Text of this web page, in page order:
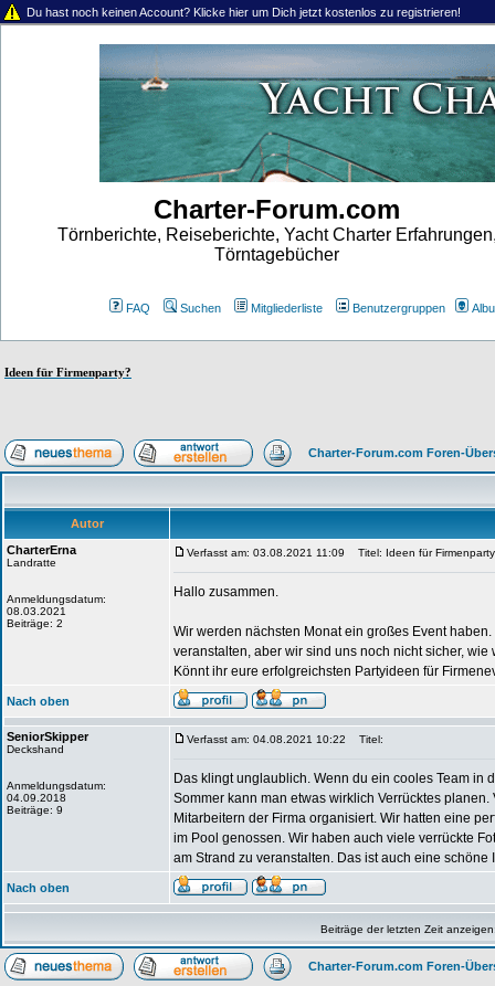
Du hast noch keinen Account? Klicke hier um Dich jetzt kostenlos zu registrieren!
Charter-Forum.com
Törnberichte, Reiseberichte, Yacht Charter
Törntagebücher
FAQ Suchen Mitgliederliste Benutzergruppen
Ideen für Firmenparty?
Charter-Forum.com Foren-
Autor
CharterErna
Landratte
Anmeldungsdatum:
08.03.2021
Beiträge: 2
Verfasst am: 03.08.2021 11:09 Titel: Ideen für
Hallo zusammen.
Wir werden nächsten Monat ein großes Event
veranstalten, aber wir sind uns noch nicht sicher,
Könnt ihr eure erfolgreichsten Partyideen für
Nach oben
SeniorSkipper
Deckshand
Anmeldungsdatum:
04.09.2018
Beiträge: 9
Verfasst am: 04.08.2021 10:22 Titel:
Das klingt unglaublich. Wenn du ein cooles Team in
Sommer kann man etwas wirklich Verrücktes
Mitarbeitern der Firma organisiert. Wir hatten eine
im Pool genossen. Wir haben auch viele verrückte
am Strand zu veranstalten. Das ist auch eine
Nach oben
Beiträge der letzten Zeit
Charter-Forum.com Foren-